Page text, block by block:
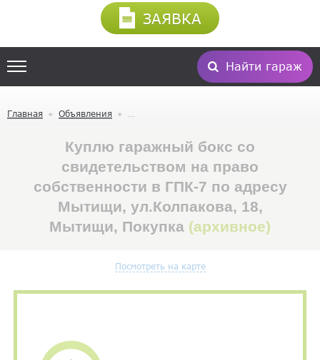
Найти гараж
ЗАЯВКА
Главная Объявления
Куплю гаражный бокс со
свидетельством на право
собственности в ГПК-7 по адресу
Мытищи, ул.Колпакова, 18,
Мытищи, Покупка (архивное)
Посмотреть на карте